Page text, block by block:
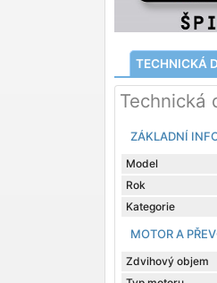
TECHNICKÁ
Technická
ZÁKLADNÍ
Model
Rok
Kategorie
MOTOR A
Zdvihový objem